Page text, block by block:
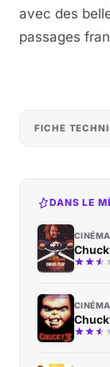
avec des
passages
FICHE
DANS LE
CINÉMA
CINÉMA